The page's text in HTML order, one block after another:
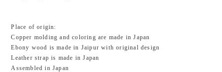
Place of origin:
Copper molding and coloring are made in Japan
Ebony wood is made in Jaipur with original design
Leather strap is made in Japan
Assembled in Japan